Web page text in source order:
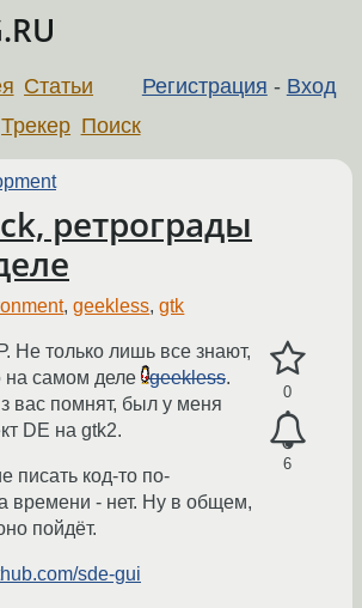
Регистрация - Вход
Статьи
Трекер Поиск
ретрограды
,geekless,gtk
0
6
Не только лишь все знают,
на самом деле
geekless.
вас помнят, был у меня
DE на gtk2.
писать код-то по-
времени - нет. Ну в общем,
пойдёт.
sde-gui